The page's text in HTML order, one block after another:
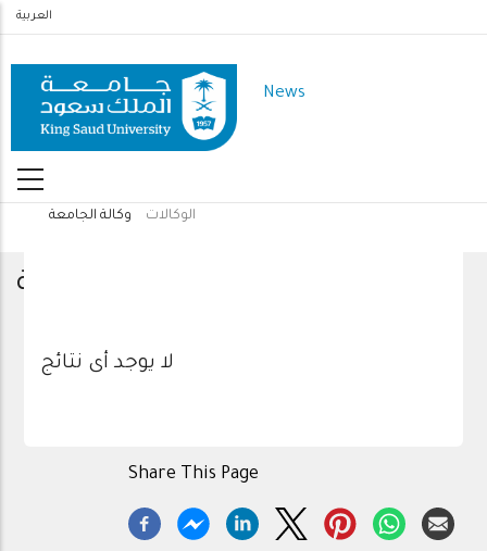
Skip
main
content
العربية
News
الوكالات وكالة الجامعة
وكالة الجامعة
لا يوجد أى نتائج
Share This Page